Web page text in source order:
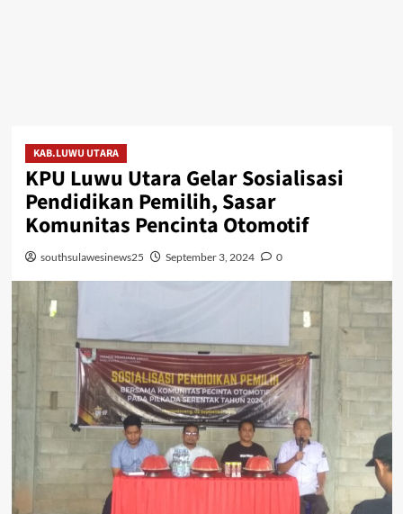
KAB.LUWU UTARA
KPU Luwu Utara Gelar Sosialisasi
Pendidikan Pemilih, Sasar
Komunitas Pencinta Otomotif
southsulawesinews25 September 3, 2024 0